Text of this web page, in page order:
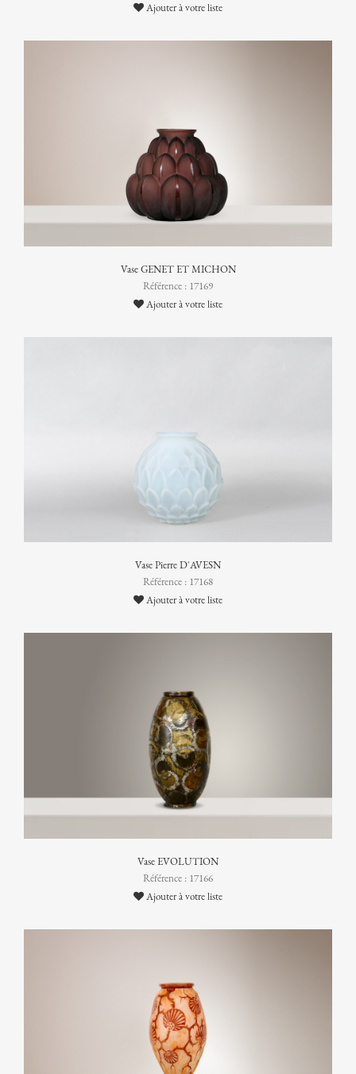
Ajouter à votre liste
Vase GENET ET MICHON
Référence : 17169
Ajouter à votre liste
Vase Pierre D'AVESN
Référence : 17168
Ajouter à votre liste
Vase EVOLUTION
Référence : 17166
Ajouter à votre liste